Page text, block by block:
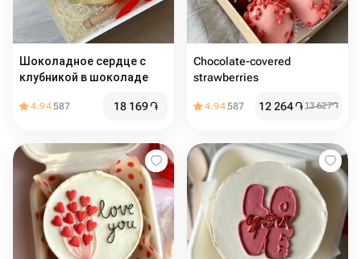
Шоколадное сердце с
клубникой в шоколаде
4.94587 18 169֏
Chocolate-covered
strawberries
4.94587 12 264֏13 627֏